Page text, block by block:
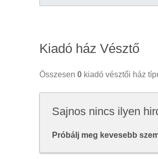
Kiadó ház Vésztő
Összesen 0 kiadó vésztői ház
Sajnos nincs ilyen
Próbálj meg kevesebb